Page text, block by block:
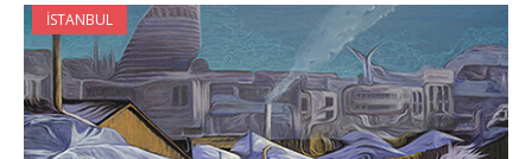
İSTANBUL